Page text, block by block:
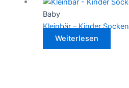
Baby
Kleinbär – Kinder Socken
Weiterlesen